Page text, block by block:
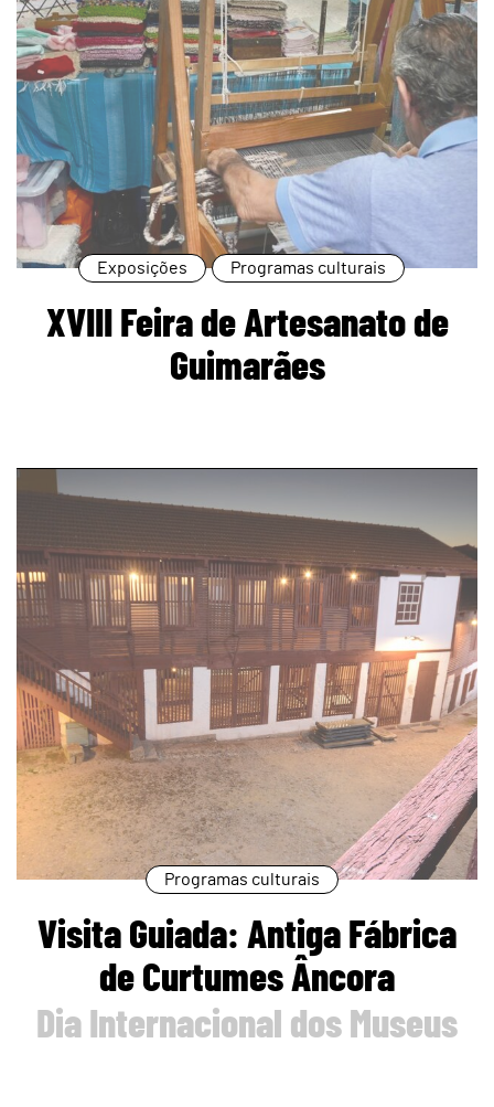
Exposições Programas culturais
XVIII Feira de Artesanato de
Guimarães
page
Programas culturais
Visita Guiada: Antiga Fábrica
de Curtumes Âncora
Dia Internacional dos Museus